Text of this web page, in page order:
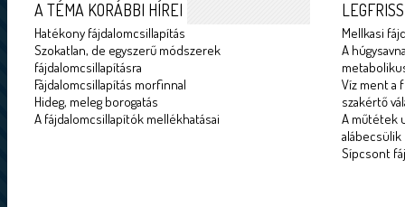
A TÉMA KORÁBBI HÍREI
Hatékony fájdalomcsillapítás
Szokatlan, de egyszerű módszerek
fájdalomcsillapításra
Fájdalomcsillapítás morfinnal
Hideg, meleg borogatás
A fájdalomcsillapítók mellékhatásai
Mellkasi
A
Víz ment a
szakértő
A műtétek
alábecsülik
Sípcsont